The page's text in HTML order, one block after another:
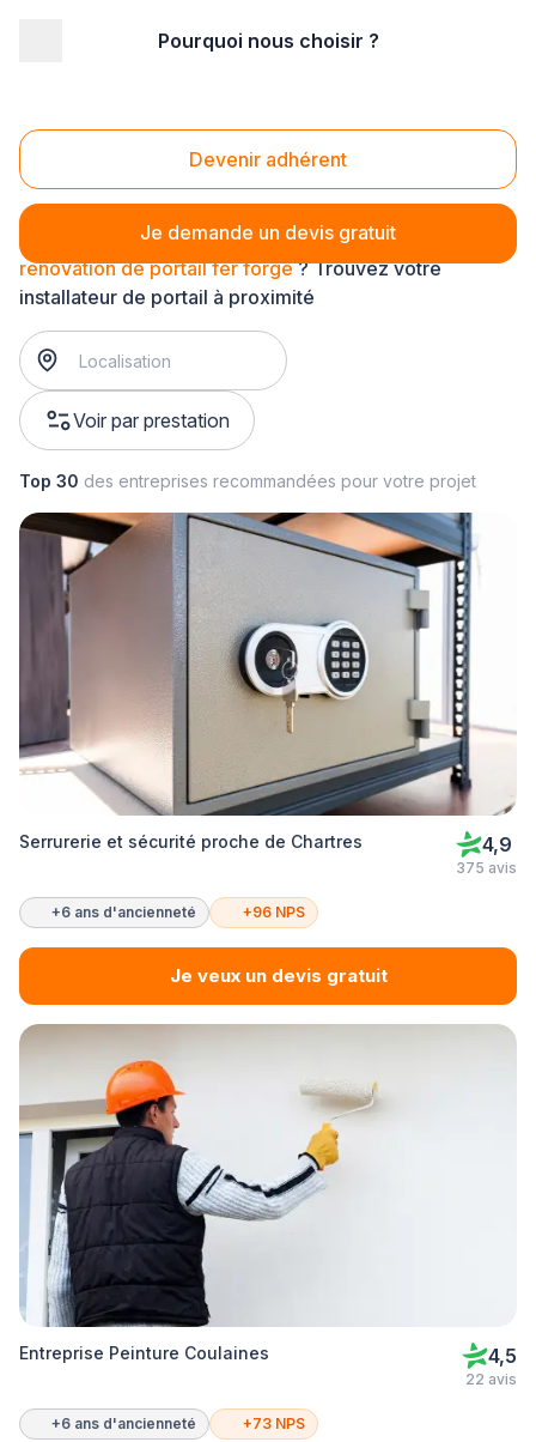
Pourquoi nous choisir ?
Devenir adhérent
Je demande un devis gratuit
Rénovation de portail fer forgé
rénovation de portail fer forgé? Trouvez votre
installateur de portail à proximité
Voir par prestation
Top 30 des entreprises recommandées pour votre projet
Serrurerie et sécurité proche de Chartres 4,9
375 avis
+6 ans d'ancienneté +96 NPS
Je veux un devis gratuit
Entreprise Peinture Coulaines 4,5
22 avis
+6 ans d'ancienneté +73 NPS